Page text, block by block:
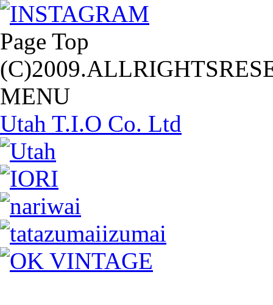
Page Top
MENU
Utah T.I.O Co. Ltd